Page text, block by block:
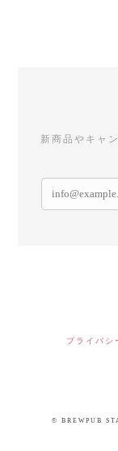
新商品やキャ
プライバシ
© BREWPUB